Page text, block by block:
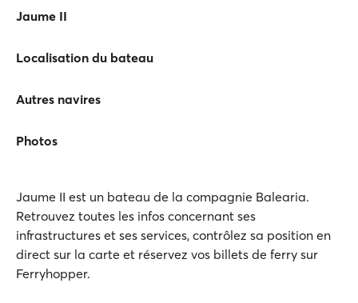
Jaume II
Localisation du bateau
Autres navires
Photos
Jaume II est un bateau de la compagnie Balearia.
Retrouvez toutes les infos concernant ses
infrastructures et ses services, contrôlez sa position en
direct sur la carte et réservez vos billets de ferry sur
Ferryhopper.